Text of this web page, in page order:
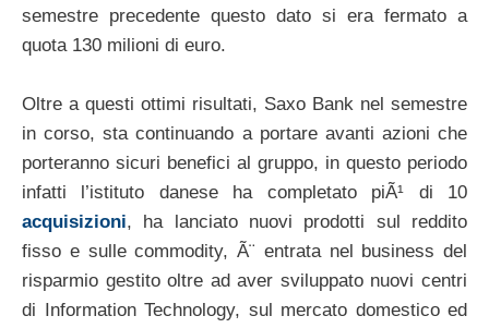
semestre precedente questo dato si era fermato a
quota 130 milioni di euro.
Oltre a questi ottimi risultati, Saxo Bank nel semestre
in corso, sta continuando a portare avanti azioni che
porteranno sicuri benefici al gruppo, in questo periodo
infatti l’istituto danese ha completato piÃ¹ di 10
acquisizioni, ha lanciato nuovi prodotti sul reddito
fisso e sulle commodity, Ã¨ entrata nel business del
risparmio gestito oltre ad aver sviluppato nuovi centri
di Information Technology, sul mercato domestico ed